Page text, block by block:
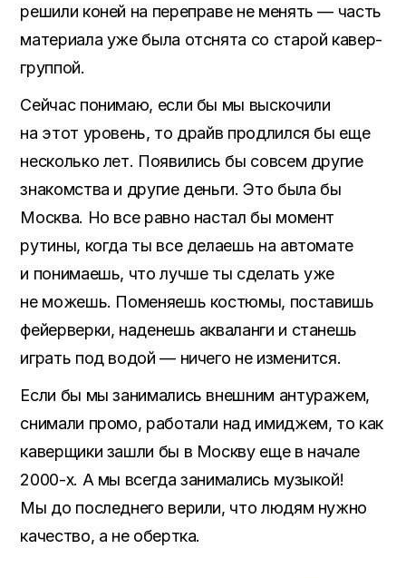
решили коней на переправе не менять — часть
материала уже была отснята со старой кавер-
группой.
Сейчас понимаю, если бы мы выскочили
на этот уровень, то драйв продлился бы еще
несколько лет. Появились бы совсем другие
знакомства и другие деньги. Это была бы
Москва. Но все равно настал бы момент
рутины, когда ты все делаешь на автомате
и понимаешь, что лучше ты сделать уже
не можешь. Поменяешь костюмы, поставишь
фейерверки, наденешь акваланги и станешь
играть под водой — ничего не изменится.
Если бы мы занимались внешним антуражем,
снимали промо, работали над имиджем, то как
каверщики зашли бы в Москву еще в начале
2000-х. А мы всегда занимались музыкой!
Мы до последнего верили, что людям нужно
качество, а не обертка.